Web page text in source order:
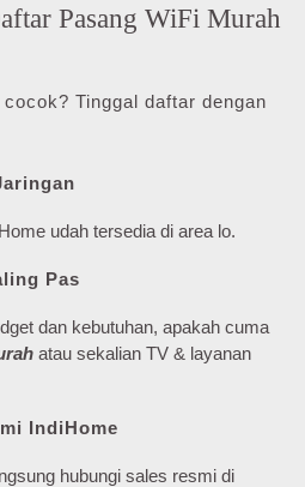
Pasang WiFi Murah
Tinggal daftar dengan
udah tersedia di area lo.
Pas
dan kebutuhan, apakah cuma
atau sekalian TV & layanan
IndiHome
hubungi sales resmi di